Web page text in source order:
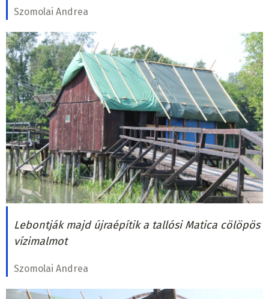
Szomolai Andrea
Lebontják majd újraépítik a tallósi Matica cölöpös
vízimalmot
Szomolai Andrea